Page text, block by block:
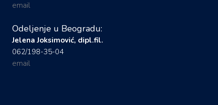
email
Odeljenje u Beogradu:
Jelena Joksimović, dipl.fil.
062/198-35-04
email